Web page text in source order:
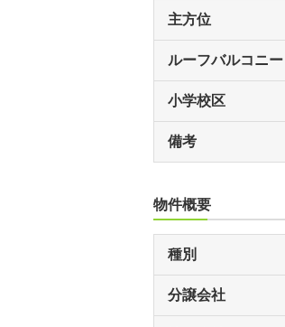
主方位
ルーフバルコニー
小学校区
備考
物件概要
種別
分譲会社